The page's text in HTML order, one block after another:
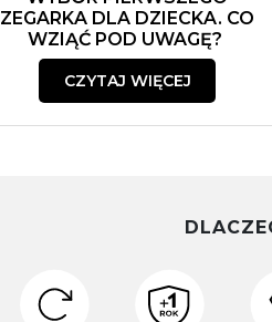
ZEGARKA DLA DZIECKA. CO
WZIĄĆ POD UWAGĘ?
CZYTAJ WIĘCEJ